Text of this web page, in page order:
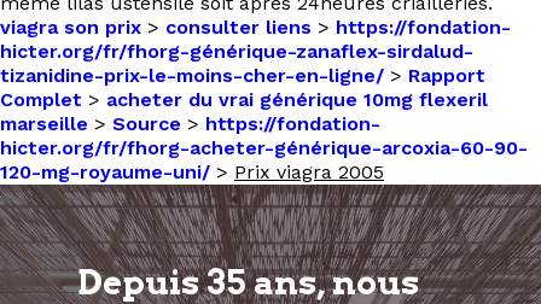
viagra son prix > consulter liens > https://fondation-
hicter.org/fr/fhorg-générique-zanaflex-sirdalud-
tizanidine-prix-le-moins-cher-en-ligne/ > Rapport
Complet > acheter du vrai générique 10mg flexeril
marseille > Source > https://fondation-
hicter.org/fr/fhorg-acheter-générique-arcoxia-60-90-
120-mg-royaume-uni/ > Prix viagra 2005
Depuis 35 ans, nous